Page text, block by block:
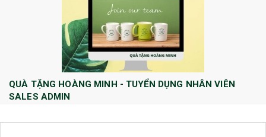
QUÀ TẶNG HOÀNG MINH - TUYỂN DỤNG NHÂN VIÊN
SALES ADMIN